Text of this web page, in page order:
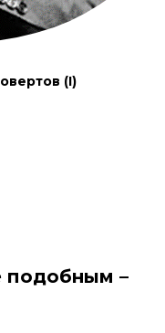
(I)
подобным –